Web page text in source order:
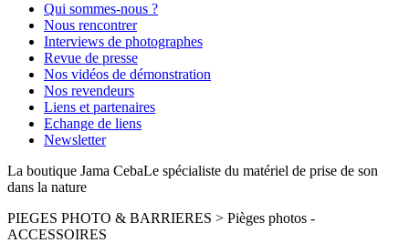
Qui sommes-nous ?
Nous rencontrer
Interviews de photographes
Revue de presse
Nos vidéos de démonstration
Nos revendeurs
Liens et partenaires
Echange de liens
Newsletter
La boutique Jama CebaLe spécialiste du matériel de prise de son
dans la nature
PIEGES PHOTO & BARRIERES > Pièges photos -
ACCESSOIRES